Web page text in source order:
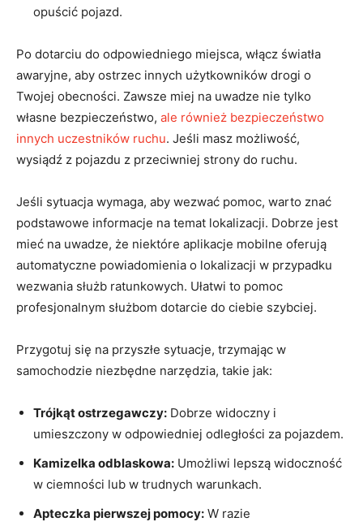
opuścić pojazd.
Po ⁢dotarciu do ‍odpowiedniego miejsca, włącz światła
awaryjne, ‍aby ostrzec⁢ innych użytkowników drogi‌ o
Twojej obecności. Zawsze miej na uwadze nie tylko⁤
własne bezpieczeństwo, ale również bezpieczeństwo
innych uczestników ruchu. Jeśli⁤ masz możliwość,
wysiądź z pojazdu z przeciwniej strony do ruchu.
Jeśli sytuacja wymaga, aby wezwać pomoc, warto znać⁢
podstawowe informacje ⁢na temat lokalizacji. Dobrze jest
mieć na uwadze,⁤ że ⁢niektóre aplikacje mobilne oferują
automatyczne⁤ powiadomienia⁤ o lokalizacji w przypadku
wezwania służb ​ratunkowych. Ułatwi to pomoc⁢
profesjonalnym służbom dotarcie do‌ ciebie szybciej.
Przygotuj się na przyszłe sytuacje, trzymając w
‌samochodzie niezbędne narzędzia, takie jak:
Trójkąt ostrzegawczy: Dobrze widoczny i
umieszczony w odpowiedniej odległości za pojazdem.
Kamizelka odblaskowa: Umożliwi lepszą widoczność
w ciemności lub w trudnych ⁢warunkach.
Apteczka pierwszej pomocy: W razie